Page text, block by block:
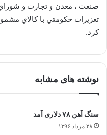
صنعت ، معدن و تجارت و
تعزيرات حكومتي با كالاي
كرد.
نوشته های مشابه
سنگ آهن ۷۸ دلاری آمد
۲۸ مرداد ۱۳۹۶